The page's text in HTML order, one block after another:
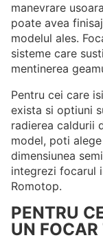
manevrare
poate avea
modelul ales.
sisteme care
mentinerea
Pentru cei care
exista si optiuni
radierea caldurii
model, poti
dimensiunea
integrezi focarul
Romotop.
PENTRU
UN